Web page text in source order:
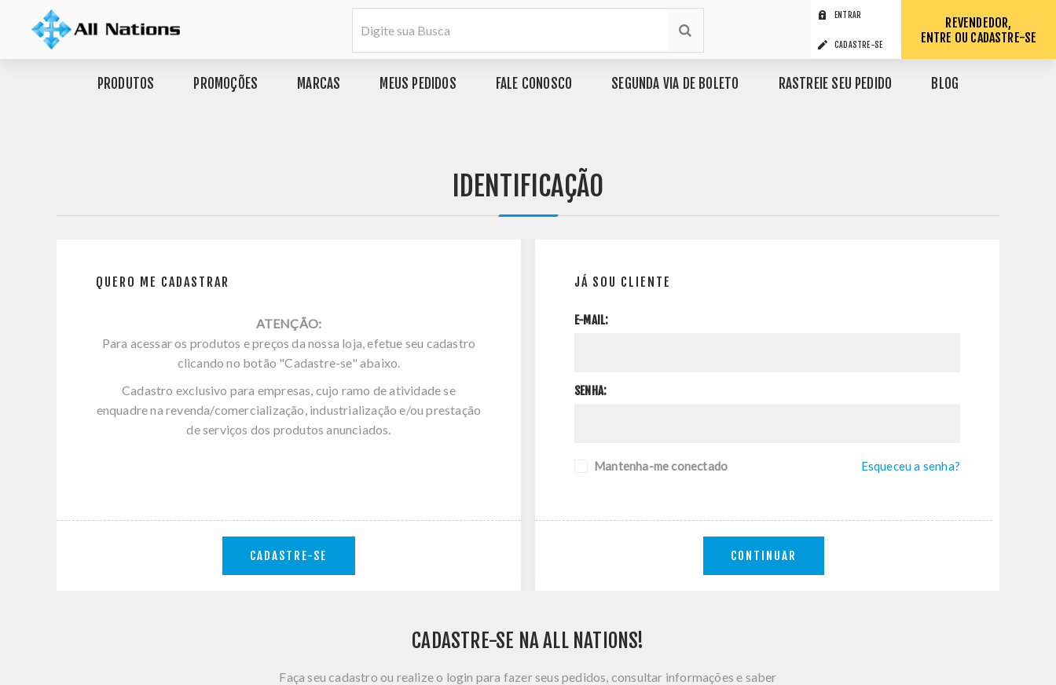
ENTRAR
CADASTRE-SE
REVENDEDOR,
ENTRE OU CADASTRE-SE
PRODUTOS PROMOÇÕES MARCAS MEUS PEDIDOS FALE CONOSCO SEGUNDA VIA DE BOLETO RASTREIE SEU PEDIDO BLOG
IDENTIFICAÇÃO
QUERO ME CADASTRAR
ATENÇÃO:
Para acessar os produtos e preços da nossa loja, efetue seu cadastro
clicando no botão "Cadastre-se" abaixo.
Cadastro exclusivo para empresas, cujo ramo de atividade se
enquadre na revenda/comercialização, industrialização e/ou prestação
de serviços dos produtos anunciados.
CADASTRE-SE
JÁ SOU CLIENTE
E-MAIL:
SENHA:
Mantenha-me conectado Esqueceu a senha?
CONTINUAR
CADASTRE-SE NA ALL NATIONS!
Faça seu cadastro ou realize o login para fazer seus pedidos, consultar informações e saber